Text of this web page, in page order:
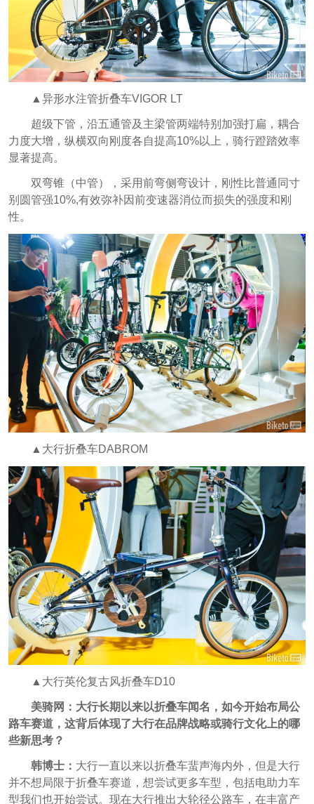
▲异形水注管折叠车VIGOR LT
超级下管，沿五通管及主梁管两端特别加强打扁，耦合
力度大增，纵横双向刚度各自提高10%以上，骑行蹬踏效率
显著提高。
双弯锥（中管），采用前弯侧弯设计，刚性比普通同寸
别圆管强10%,有效弥补因前变速器消位而损失的强度和刚
性。
▲大行折叠车DABROM
▲大行英伦复古风折叠车D10
美骑网：大行长期以来以折叠车闻名，如今开始布局公
路车赛道，这背后体现了大行在品牌战略或骑行文化上的哪
些新思考？
韩博士： 大行一直以来以折叠车蜚声海内外，但是大行
并不想局限于折叠车赛道，想尝试更多车型，包括电助力车
型我们也开始尝试。现在大行推出大轮径公路车，在丰富产